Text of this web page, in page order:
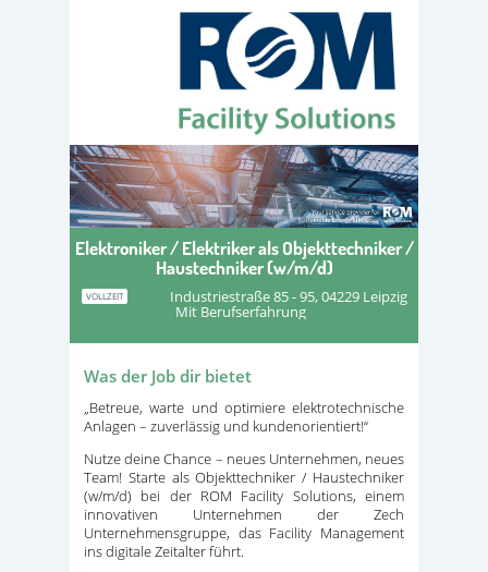
Elektroniker / Elektriker als Objekttechniker /
Haustechniker (w/m/d)
VOLLZEIT Industriestraße 85 - 95, 04229 Leipzig
Mit Berufserfahrung
Was der Job dir bietet
„Betreue, warte und optimiere elektrotechnische
Anlagen – zuverlässig und kundenorientiert!“
Nutze deine Chance – neues Unternehmen, neues
Team! Starte als Objekttechniker / Haustechniker
(w/m/d) bei der ROM Facility Solutions, einem
innovativen Unternehmen der Zech
Unternehmensgruppe, das Facility Management
ins digitale Zeitalter führt.